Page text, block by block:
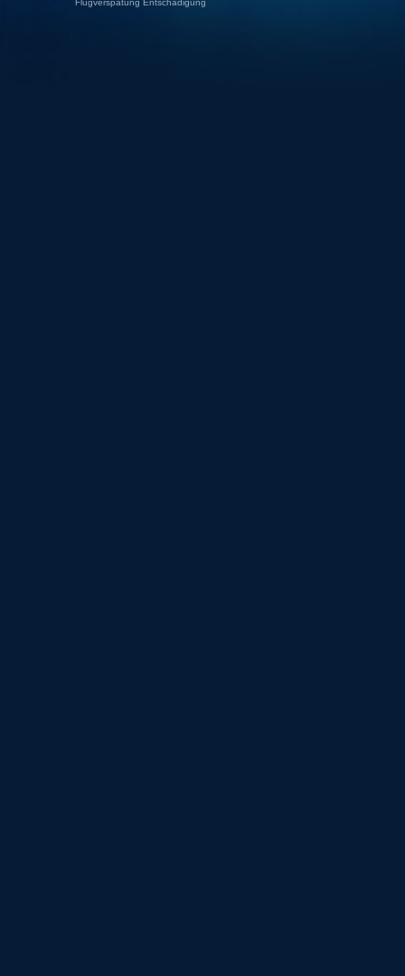
Flugverspätung Entschädigung